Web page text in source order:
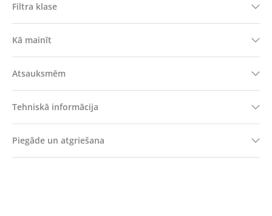
Filtra klase
Kā mainīt
Atsauksmēm
Tehniskā informācija
Piegāde un atgriešana